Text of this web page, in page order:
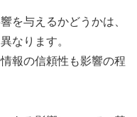
を与えるかどうかは、
なります。
報の信頼性も影響の程